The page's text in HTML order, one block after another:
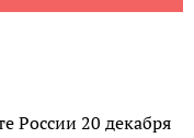
России 20 декабря